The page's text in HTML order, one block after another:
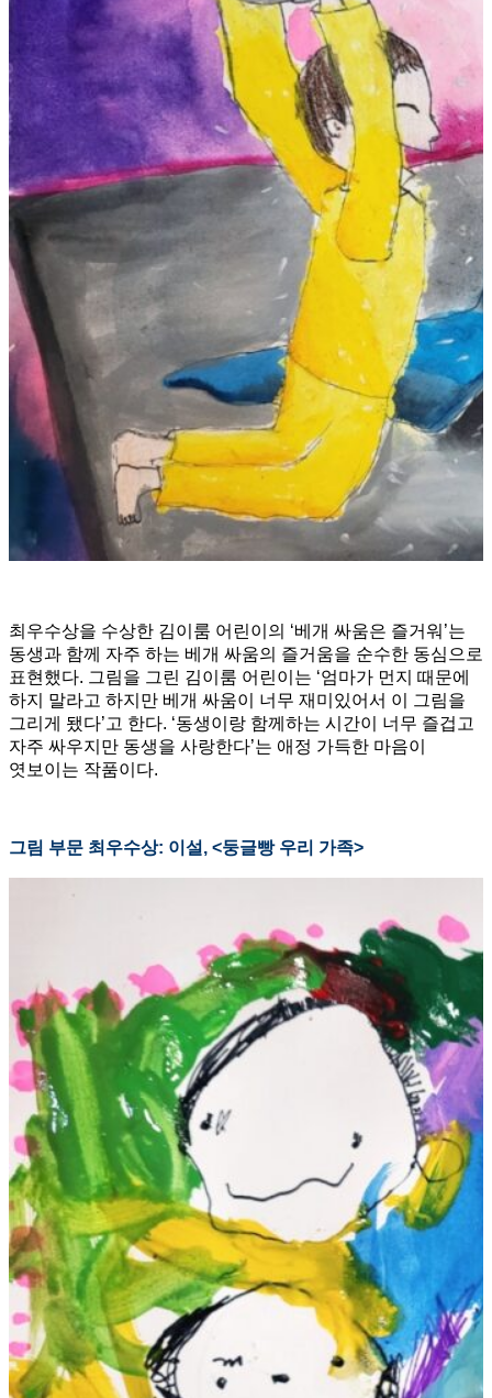
최우수상을 수상한 김이룸 어린이의 ‘베개 싸움은 즐거워’는
동생과 함께 자주 하는 베개 싸움의 즐거움을 순수한 동심으로
표현했다. 그림을 그린 김이룸 어린이는 ‘엄마가 먼지 때문에
하지 말라고 하지만 베개 싸움이 너무 재미있어서 이 그림을
그리게 됐다’고 한다. ‘동생이랑 함께하는 시간이 너무 즐겁고
자주 싸우지만 동생을 사랑한다’는 애정 가득한 마음이
엿보이는 작품이다.
그림 부문 최우수상: 이설, <둥글빵 우리 가족>